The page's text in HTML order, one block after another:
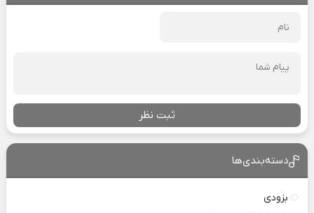
ثبت نظر
دسته‌بندی‌ها
بزودی